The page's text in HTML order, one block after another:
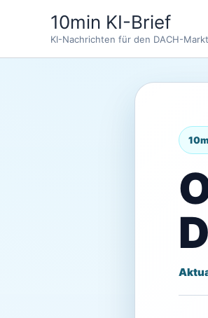
10min KI-Brief
KI-Nachrichten für den DACH-Markt